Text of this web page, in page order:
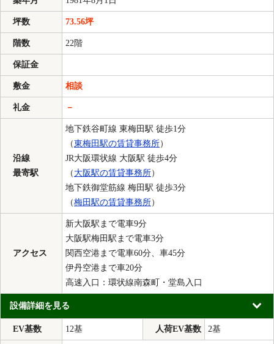
坪数 73.56坪
階数 22階
保証金
敷金 相談
礼金 －
沿線
最寄駅
地下鉄谷町線 東梅田駅 徒歩1分
（東梅田駅の賃貸事務所）
JR大阪環状線 大阪駅 徒歩4分
（ 大阪駅の賃貸事務所）
地下鉄御堂筋線 梅田駅 徒歩3分
（梅田駅の賃貸事務所）
アクセス
新大阪駅まで電車9分
大阪駅梅田駅まで電車3分
関西空港まで電車60分、車45分
伊丹空港まで車20分
高速入口：環状線南森町・堂島入口
設備詳細を見る
EV基数 12基 人荷EV基数 2基